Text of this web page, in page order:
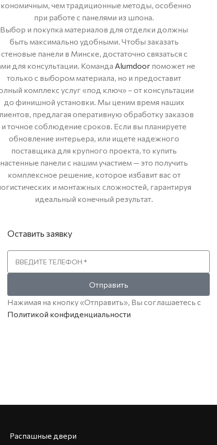
чем традиционные методы, особенно
при работе с панелями из шпона.
Выбор и покупка материалов для отделки должны
быть максимально удобными. Чтобы заказать
стеновые панели в Минске, достаточно связаться с
для консультации. Команда Alumdoor поможет не
только с выбором материала, но и предоставит
комплекс услуг «под ключ» – от консультации
до финишной установки. Мы ценим время наших
предлагая оперативную обработку заказов
и точное соблюдение сроков. Если вы планируете
обновление интерьера, или ищете надежного
поставщика для крупного проекта, то купить
настенные панели с нашим участием — это получить
комплексное решение, которое избавит вас от
и монтажных сложностей, гарантируя
идеальный конечный результат.
Оставить заявку
Отправить
Нажимая на кнопку «Отправить», Вы соглашаетесь с
Политикой конфиденциальности
Распашные двери